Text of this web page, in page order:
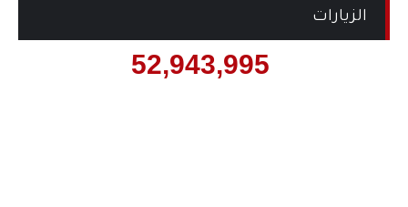
الزيارات
52,943,995